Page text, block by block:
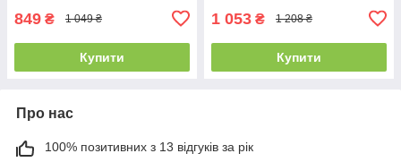
849 ₴ 1 049 ₴
Купити
1 053 ₴ 1 208 ₴
Купити
Про нас
100% позитивних з 13 відгуків за рік